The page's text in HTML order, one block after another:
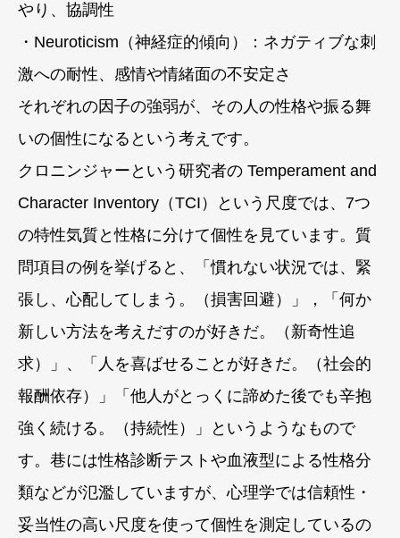
やり、協調性
・Neuroticism（神経症的傾向）：ネガティブな刺
激への耐性、感情や情緒面の不安定さ
それぞれの因子の強弱が、その人の性格や振る舞
いの個性になるという考えです。
クロニンジャーという研究者の Temperament and
Character Inventory（TCI）という尺度では、7つ
の特性気質と性格に分けて個性を見ています。質
問項目の例を挙げると、「慣れない状況では、緊
張し、心配してしまう。（損害回避）」，「何か
新しい方法を考えだすのが好きだ。（新奇性追
求）」、「人を喜ばせることが好きだ。（社会的
報酬依存）」「他人がとっくに諦めた後でも辛抱
強く続ける。（持続性）」というようなもので
す。巷には性格診断テストや血液型による性格分
類などが氾濫していますが、心理学では信頼性・
妥当性の高い尺度を使って個性を測定しているの